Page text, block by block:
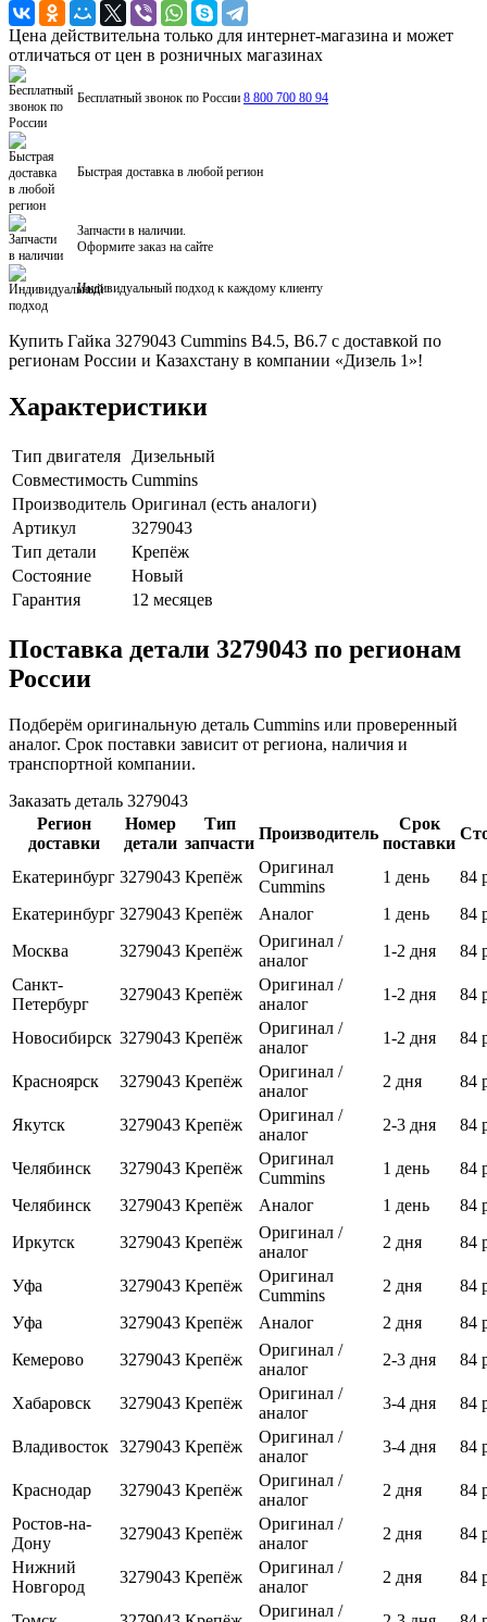
Цена действительна только для интернет-магазина и может
отличаться от цен в розничных магазинах
Бесплатный звонок по России 8 800 700 80 94
Быстрая доставка в любой регион
Запчасти в наличии.
Оформите заказ на сайте
Индивидуальный подход к каждому клиенту
Купить Гайка 3279043 Cummins B4.5, B6.7 с доставкой по
регионам России и Казахстану в компании «Дизель 1»!
Характеристики
Тип двигателя
Дизельный
Совместимость Cummins
Производитель Оригинал (есть аналоги)
Артикул
3279043
Тип детали
Крепёж
Состояние
Новый
Гарантия
12 месяцев
Поставка детали 3279043 по регионам
России
Подберём оригинальную деталь Cummins или проверенный
аналог. Срок поставки зависит от региона, наличия и
транспортной компании.
Заказать деталь 3279043
Регион
доставки
Номер
детали
Тип
запчасти
Производитель
Срок
поставки
Екатеринбург 3279043 Крепёж
Оригинал
Cummins
1 день
84
Екатеринбург 3279043 Крепёж Аналог 1 день
84
Москва
3279043 Крепёж
Оригинал /
аналог
1-2 дня
84
Санкт-
Петербург
3279043 Крепёж
Оригинал /
аналог
1-2 дня 84
Новосибирск 3279043 Крепёж
Оригинал /
аналог
1-2 дня 84
Красноярск 3279043 Крепёж
Оригинал /
аналог
2 дня 84
Якутск 3279043 Крепёж
Оригинал /
аналог
2-3 дня 84
Челябинск 3279043 Крепёж
Оригинал
Cummins
1 день
84
Челябинск
3279043 Крепёж Аналог 1 день
84
Иркутск
3279043 Крепёж
Оригинал /
аналог
2 дня 84
Уфа 3279043 Крепёж
Оригинал
Cummins
2 дня
84
Уфа
3279043 Крепёж Аналог 2 дня
84
Кемерово
3279043 Крепёж
Оригинал /
аналог
2-3 дня 84
Хабаровск 3279043 Крепёж
Оригинал /
аналог
3-4 дня 84
Владивосток 3279043 Крепёж
Оригинал /
аналог
3-4 дня 84
Краснодар 3279043 Крепёж
Оригинал /
аналог
2 дня
84
Ростов-на-
Дону
3279043 Крепёж
Оригинал /
аналог
2 дня
84
Нижний
Новгород
3279043 Крепёж
Оригинал /
аналог
2 дня 84
Оригинал /